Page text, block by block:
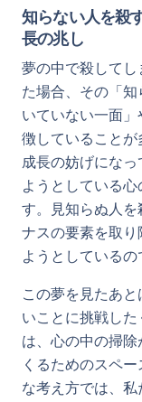
知らない人を殺
長の兆し
夢の中で殺して
た場合、その「
いていない一面
徴していることが
成長の妨げにな
ようとしている
す。見知らぬ人
ナスの要素を取
ようとしているの
この夢を見たあ
いことに挑戦し
は、心の中の掃
くるためのスペ
な考え方では、私